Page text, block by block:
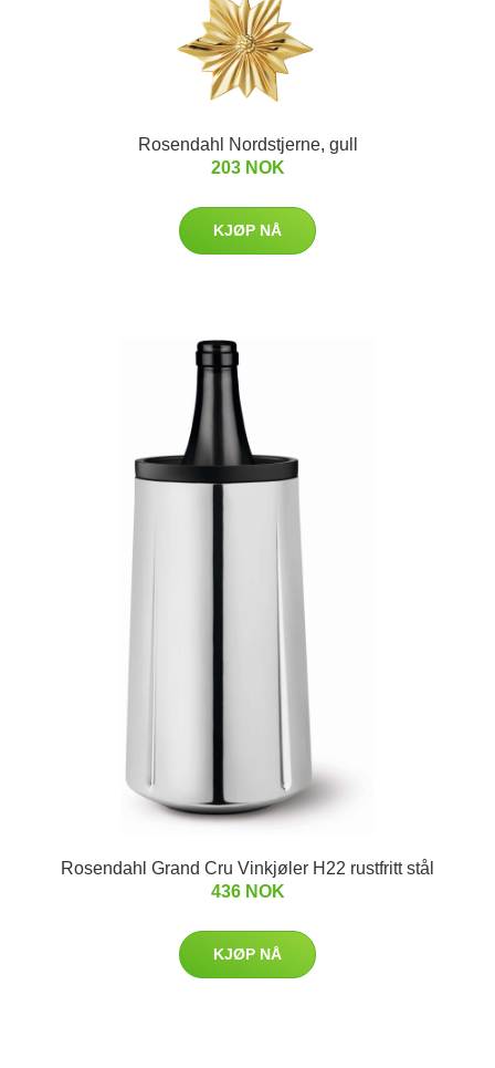
Rosendahl Nordstjerne, gull
203 NOK
KJØP NÅ
Rosendahl Grand Cru Vinkjøler H22 rustfritt stål
436 NOK
KJØP NÅ